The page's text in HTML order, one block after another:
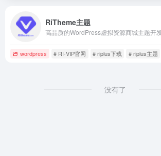
RiTheme主题
wordpress # RI-VIP官网 # riplus下载 # riplus主题
没有了